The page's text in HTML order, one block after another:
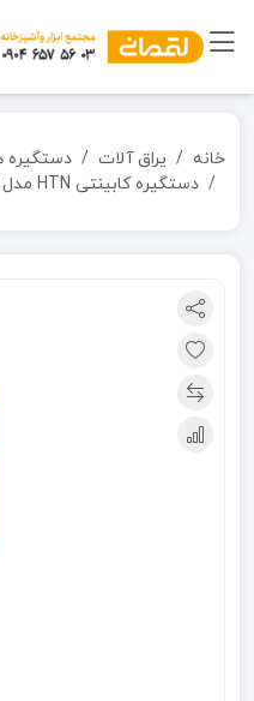
خانه یراق آلات
دستگیره
دستگیره کابینتی HTN مدل SANY کد EKS1035-192-300 طلایی